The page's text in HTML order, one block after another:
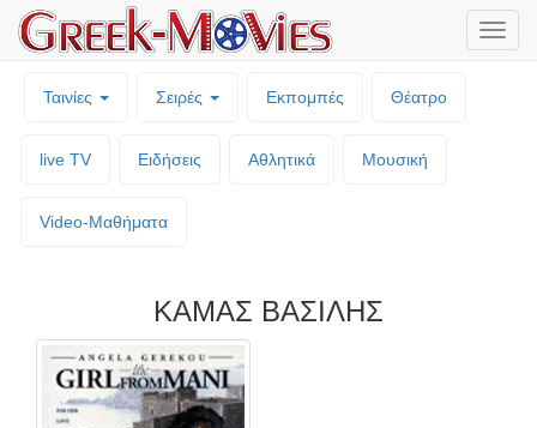
Ταινίες Σειρές Εκπομπές Θέατρο
live TV Ειδήσεις Αθλητικά Μουσική
Video-Mαθήματα
ΚΑΜΑΣ ΒΑΣΙΛΗΣ